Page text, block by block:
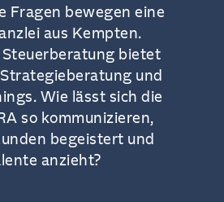
Fragen bewegen eine
aus Kempten.
bietet
und
Wie lässt sich die
so kommunizieren,
begeistert und
anzieht?